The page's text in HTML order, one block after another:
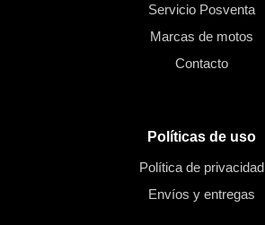
Servicio Posventa
Marcas de motos
Contacto
Políticas de uso
Política de privacidad
Envíos y entregas